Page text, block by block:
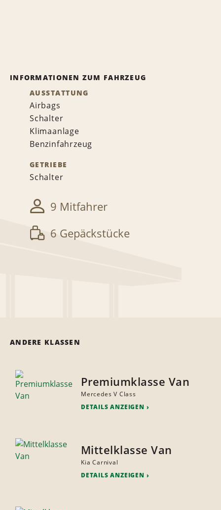
INFORMATIONEN ZUM FAHRZEUG
AUSSTATTUNG
Airbags
Schalter
Klimaanlage
Benzinfahrzeug
GETRIEBE
Schalter
9 Mitfahrer
6 Gepäckstücke
ANDERE KLASSEN
Premiumklasse Van
Mercedes V Class
DETAILS ANZEIGEN
Mittelklasse Van
Kia Carnival
DETAILS ANZEIGEN